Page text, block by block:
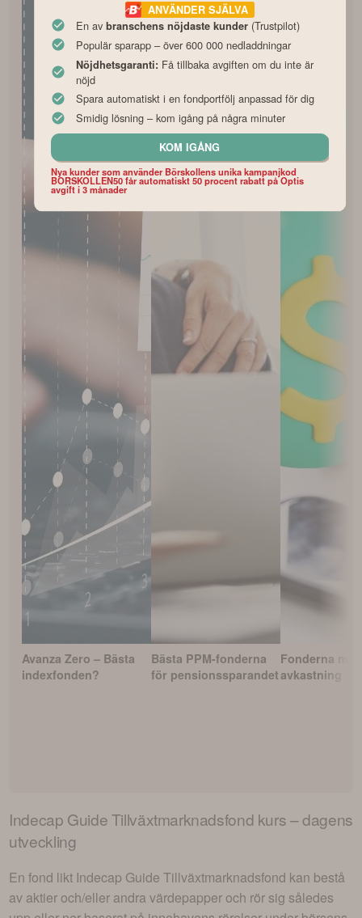
Avanza Zero – Bästa
indexfonden?
Bästa PPM-fonderna
för pensionssparandet
Fonderna
avkastning
Indecap Guide Tillväxtmarknadsfond kurs – dagens
utveckling
En fond likt Indecap Guide Tillväxtmarknadsfond kan bestå
av aktier och/eller andra värdepapper och rör sig således
ANVÄNDER SJÄLVA
En av branschens nöjdaste kunder(Trustpilot)
Populär sparapp – över 600 000 nedladdningar
Nöjdhetsgaranti: Få tillbaka avgiften om du inte är
nöjd
Spara automatiskt i en fondportfölj anpassad för dig
Smidig lösning – kom igång på några minuter
KOM IGÅNG
Nya kunder som använder Börskollens unika kampanjkod
BORSKOLLEN50 får automatiskt 50 procent rabatt på Optis
avgift i 3 månader